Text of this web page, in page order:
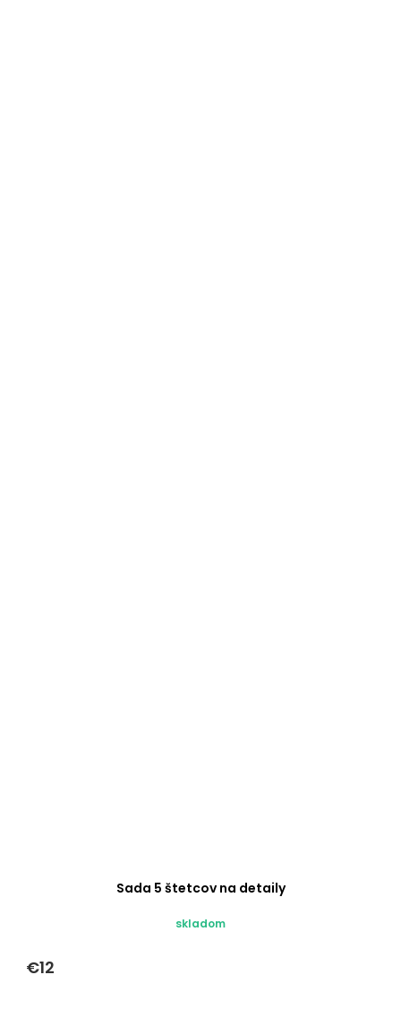
Sada 5 štetcov na detaily
skladom
€12